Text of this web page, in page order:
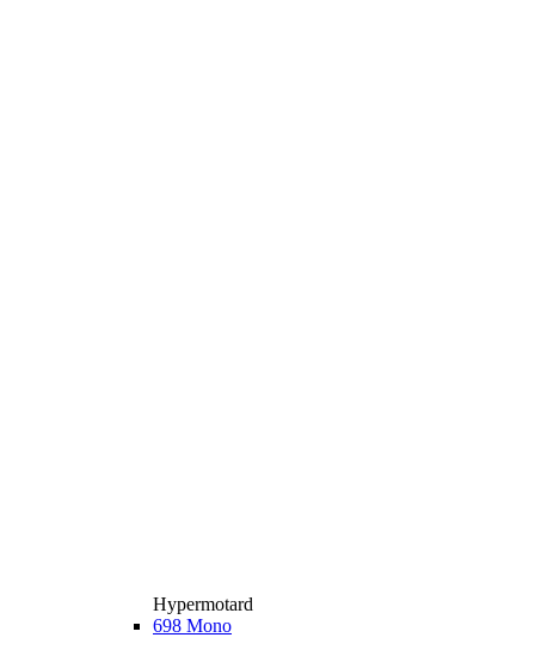
Hypermotard
698 Mono